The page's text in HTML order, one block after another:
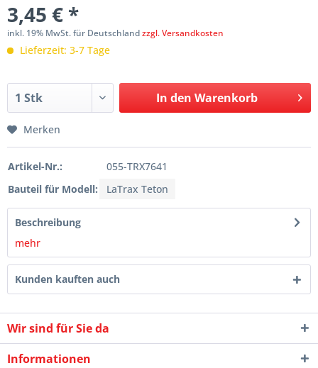
3,45 € *
inkl. 19% MwSt. für Deutschlandzzgl. Versandkosten
Lieferzeit: 3-7 Tage
In den Warenkorb
Merken
Artikel-Nr.:
055-TRX7641
Bauteil für Modell:
LaTrax Teton
Beschreibung
mehr
Kunden kauften auch
Wir sind für Sie da
Informationen